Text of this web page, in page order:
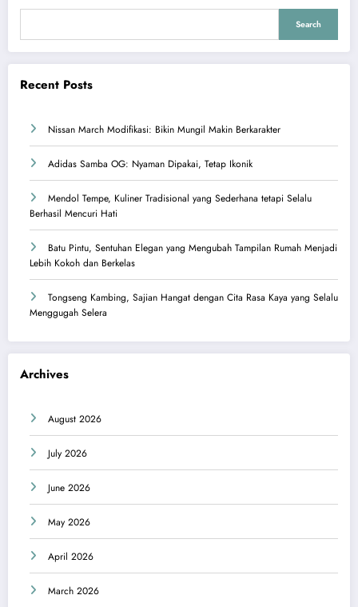
Search
Recent Posts
Nissan March Modifikasi: Bikin Mungil Makin Berkarakter
Adidas Samba OG: Nyaman Dipakai, Tetap Ikonik
Mendol Tempe, Kuliner Tradisional yang Sederhana tetapi Selalu
Berhasil Mencuri Hati
Batu Pintu, Sentuhan Elegan yang Mengubah Tampilan Rumah Menjadi
Lebih Kokoh dan Berkelas
Tongseng Kambing, Sajian Hangat dengan Cita Rasa Kaya yang Selalu
Menggugah Selera
Archives
August 2026
July 2026
June 2026
May 2026
April 2026
March 2026